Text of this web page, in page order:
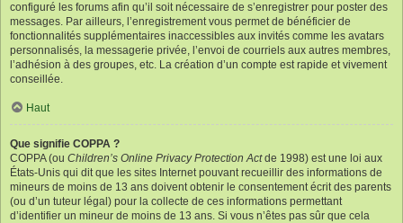
configuré les forums afin qu’il soit nécessaire de s’enregistrer pour poster des
messages. Par ailleurs, l’enregistrement vous permet de bénéficier de
fonctionnalités supplémentaires inaccessibles aux invités comme les avatars
personnalisés, la messagerie privée, l’envoi de courriels aux autres membres,
l’adhésion à des groupes, etc. La création d’un compte est rapide et vivement
conseillée.
Haut
Que signifie COPPA ?
COPPA (ou Children’s Online Privacy Protection Actde 1998) est une loi aux
États-Unis qui dit que les sites Internet pouvant recueillir des informations de
mineurs de moins de 13 ans doivent obtenir le consentement écrit des parents
(ou d’un tuteur légal) pour la collecte de ces informations permettant
d’identifier un mineur de moins de 13 ans. Si vous n’êtes pas sûr que cela